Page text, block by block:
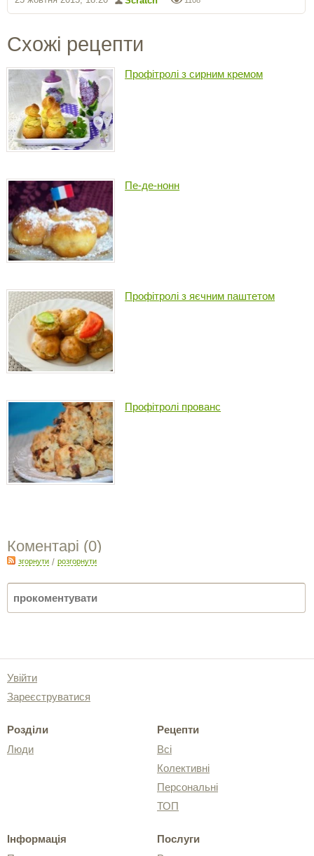
Схожі рецепти
Профітролі з сирним кремом
Пе-де-нонн
Профітролі з яєчним паштетом
Профітролі прованс
Коментарі (0)
згорнути / розгорнути
Увійти
Зареєструватися
Розділи
Люди
Рецепти
Всі
Колективні
Персональні
ТОП
Інформація
Послуги